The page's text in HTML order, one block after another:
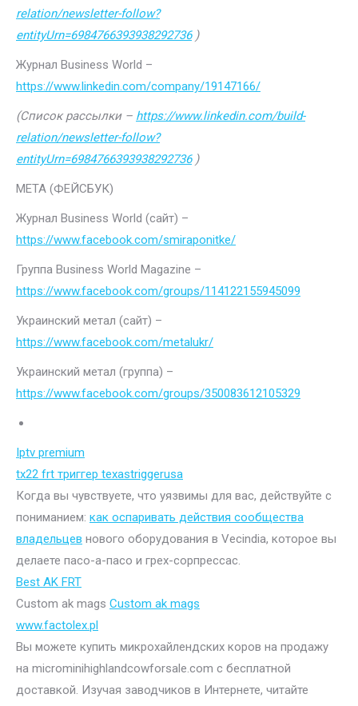
relation/newsletter-follow?
entityUrn=6984766393938292736)
Журнал Business World –
https://www.linkedin.com/company/19147166/
(Список рассылки – https://www.linkedin.com/build-
relation/newsletter-follow?
entityUrn=6984766393938292736)
МЕТА (ФЕЙСБУК)
Журнал Business World (сайт) –
https://www.facebook.com/smiraponitke/
Группа Business World Magazine –
https://www.facebook.com/groups/114122155945099
Украинский метал (сайт) –
https://www.facebook.com/metalukr/
Украинский метал (группа) –
https://www.facebook.com/groups/350083612105329
Iptv premium
tx22 frt триггер texastriggerusa
Когда вы чувствуете, что уязвимы для вас, действуйте с
пониманием: как оспаривать действия сообщества
владельцев нового оборудования в Vecindia, которое вы
делаете пасо-а-пасо и грех-сорпрессас.
Best AK FRT
Custom ak mags Custom ak mags
www.factolex.pl
Вы можете купить микрохайлендских коров на продажу
на microminihighlandcowforsale.com с бесплатной
доставкой. Изучая заводчиков в Интернете, читайте